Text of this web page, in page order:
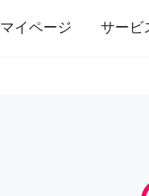
マイページ サービ
修理・組立 家事